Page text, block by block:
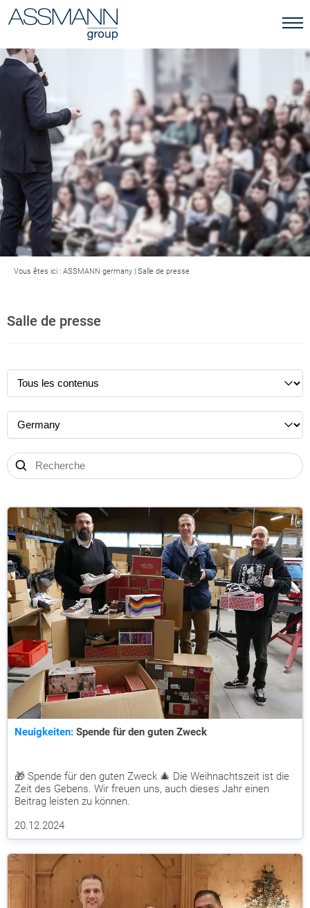
Vous êtes ici : ASSMANN germany | Salle de presse
Salle de presse
Neuigkeiten: Spende für den guten Zweck
🎁 Spende für den guten Zweck 🎄 Die Weihnachtszeit ist die
Zeit des Gebens. Wir freuen uns, auch dieses Jahr einen
Beitrag leisten zu können.
20.12.2024